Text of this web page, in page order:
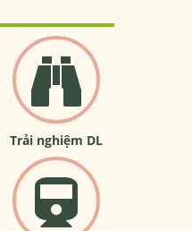
Trải nghiệm DL